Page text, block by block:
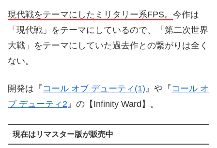
現代戦をテーマにしたミリタリー系FPS。 今作は
「現代戦」をテーマにしているので、「第二次世界
大戦」をテーマにしていた過去作との繋がりは全く
ない。
開発は『 コール オブ デューティ(1) 』や『 コール オ
ブ デューティ2 』の【Infinity Ward】。
現在はリマスター版が販売中